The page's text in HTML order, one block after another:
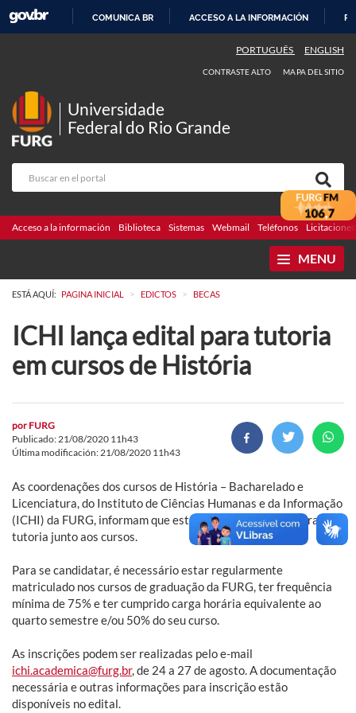
CONTENIDO
COMUNICA BR ACCESO A LA INFORMACIÓN
PORTUGUÊS ENGLISH
CONTRASTE ALTO MAPA DEL SITIO
Universidade
Federal do Rio Grande
Acceso a la información Biblioteca Sistemas Webmail Teléfonos Licitaciones
MENU
ESTÁ AQUÍ: PAGINA INICIAL > EDICTOS > BECAS
ICHI lança edital para tutoria
em cursos de História
por FURG
Publicado: 21/08/2020 11h43
Última modificación: 21/08/2020 11h43
As coordenações dos cursos de História – Bacharelado e
Licenciatura, do Instituto de Ciências Humanas e da Informação
(ICHI) da FURG, informam que está disponível o edital para
tutoria junto aos cursos.
Para se candidatar, é necessário estar regularmente
matriculado nos cursos de graduação da FURG, ter frequência
mínima de 75% e ter cumprido carga horária equivalente ao
quarto semestre e/ou 50% do seu curso.
As inscrições podem ser realizadas pelo e-mail
ichi.academica@furg.br, de 24 a 27 de agosto. A documentação
necessária e outras informações para inscrição estão
disponíveis no edital.